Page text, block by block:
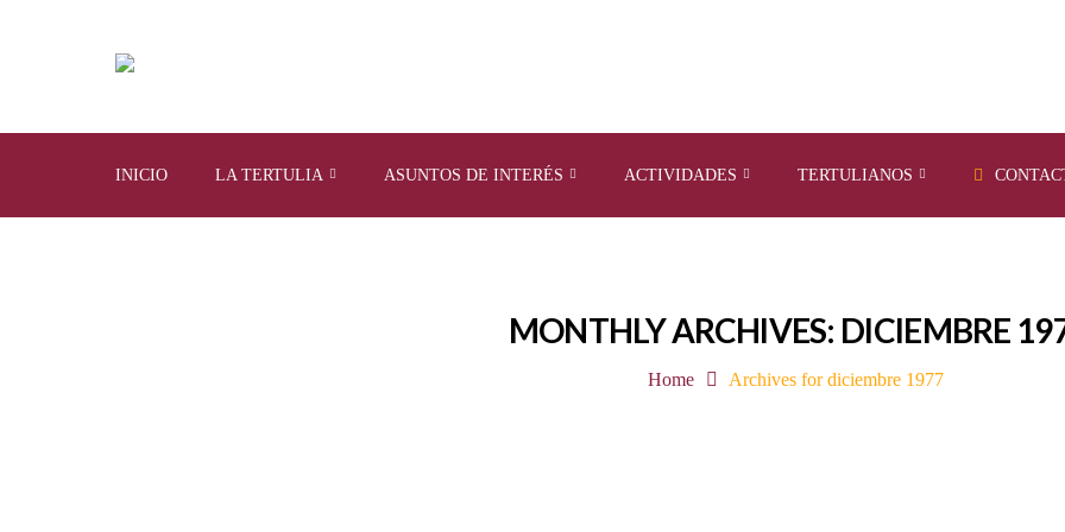
INICIO LA TERTULIA ASUNTOS DE INTERÉS ACTIVIDADES TERTULIANOS
MONTHLY ARCHIVES: DICIEMBRE
Home Archives for diciembre 1977